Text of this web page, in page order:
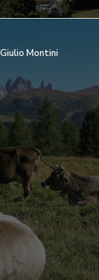
Montini